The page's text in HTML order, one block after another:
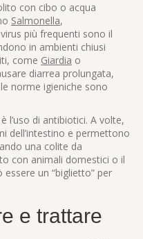
con cibo o acqua
Salmonella,
più frequenti sono il
in ambienti chiusi
come Giardia o
diarrea prolungata,
norme igieniche sono
l’uso di antibiotici. A volte,
dell’intestino e permettono
una colite da
con animali domestici o il
un “biglietto” per
e trattare